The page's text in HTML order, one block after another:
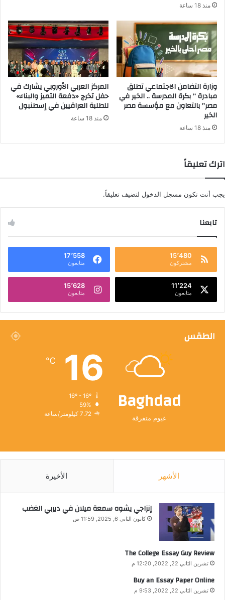
منذ 18 ساعة
وزارة التضامن الاجتماعي تطلق
مبادرة ” بكرة المدرسة .. الخير في
مصر” بالتعاون مع مؤسسة مصر
الخير
منذ 18 ساعة
المركز العربي الأوروبي يشارك في
حفل تخرج «دفعة التميز والبناء»
للطلبة العراقيين في إسطنبول
منذ 18 ساعة
اترك تعليقاً
يجب أنت تكون مسجل الدخول لتضيف تعليقاً.
تابعنا
15٬480
مشتركون
17٬558
متابعون
11٬224
متابعون
15٬628
متابعون
الطقس
Baghdad
غيوم متفرقة
16
℃
59%
7.72 كيلومتر/ساعة
الأشهر الأخيرة
إنزاجي يشوه سمعة ميلان في ديربي الغضب
كانون الثاني 6, 2025, 11:59 ص
The College Essay Guy Review
تشرين الثاني 22, 2022, 12:20 م
Buy an Essay Paper Online
تشرين الثاني 22, 2022, 9:53 م